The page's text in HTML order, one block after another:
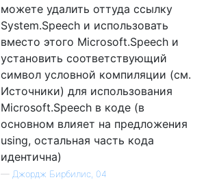
можете удалить оттуда ссылку
System.Speech и использовать
вместо этого Microsoft.Speech и
установить соответствующий
символ условной компиляции (см.
Источники) для использования
Microsoft.Speech в коде (в
основном влияет на предложения
using, остальная часть кода
идентична)
— Джордж Бирбилис, 04